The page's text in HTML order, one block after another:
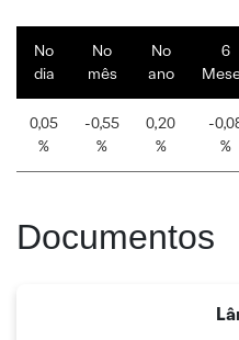
No
dia
No
mês
No
ano
6
0,05
%
-0,55
%
0,20
%
-
%
Documentos